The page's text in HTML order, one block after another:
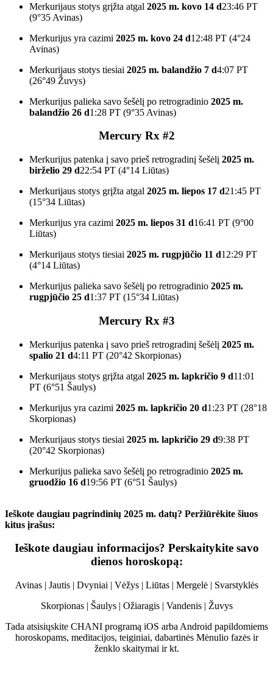
Merkurijaus stotys grįžta atgal 2025 m. kovo 14 d23:46 PT
(9°35 Avinas)
Merkurijus yra cazimi 2025 m. kovo 24 d12:48 PT (4°24
Avinas)
Merkurijaus stotys tiesiai 2025 m. balandžio 7 d4:07 PT
(26°49 Žuvys)
Merkurijus palieka savo šešėlį po retrogradinio 2025 m.
balandžio 26 d1:28 PT (9°35 Avinas)
Mercury Rx #2
Merkurijus patenka į savo prieš retrogradinį šešėlį 2025 m.
birželio 29 d22:54 PT (4°14 Liūtas)
Merkurijaus stotys grįžta atgal 2025 m. liepos 17 d21:45 PT
(15°34 Liūtas)
Merkurijus yra cazimi 2025 m. liepos 31 d16:41 PT (9°00
Liūtas)
Merkurijaus stotys tiesiai 2025 m. rugpjūčio 11 d12:29 PT
(4°14 Liūtas)
Merkurijus palieka savo šešėlį po retrogradinio 2025 m.
rugpjūčio 25 d1:37 PT (15°34 Liūtas)
Mercury Rx #3
Merkurijus patenka į savo prieš retrogradinį šešėlį 2025 m.
spalio 21 d4:11 PT (20°42 Skorpionas)
Merkurijaus stotys grįžta atgal 2025 m. lapkričio 9 d11:01
PT (6°51 Šaulys)
Merkurijus yra cazimi 2025 m. lapkričio 20 d1:23 PT (28°18
Skorpionas)
Merkurijaus stotys tiesiai 2025 m. lapkričio 29 d9:38 PT
(20°42 Skorpionas)
Merkurijus palieka savo šešėlį po retrogradinio 2025 m.
gruodžio 16 d19:56 PT (6°51 Šaulys)
Ieškote daugiau pagrindinių 2025 m. datų? Peržiūrėkite šiuos
kitus įrašus:
Ieškote daugiau informacijos? Perskaitykite savo
dienos horoskopą:
Avinas| Jautis| Dvyniai | Vėžys| Liūtas| Mergelė| Svarstyklės
Skorpionas| Šaulys| Ožiaragis| Vandenis| Žuvys
Tada atsisiųskite CHANI programą iOS arba Android papildomiems
horoskopams, meditacijos, teiginiai, dabartinės Mėnulio fazės ir
ženklo skaitymai ir kt.